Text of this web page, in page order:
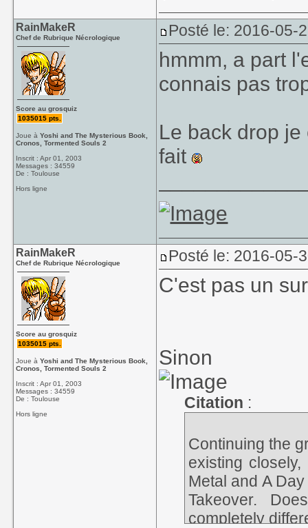
RainMakeR
Chef de Rubrique Nécrologique
Score au grosquiz
1035015 pts.
Joue àYoshi and The Mysterious Book,
Cronos, Tormented Souls 2
Inscrit : Apr 01, 2003
Messages : 34559
De : Toulouse
Hors ligne
Posté le: 2016-05-
hmmm, a part
connais pas
Le back drop
fait
RainMakeR
Chef de Rubrique Nécrologique
Score au grosquiz
1035015 pts.
Joue àYoshi and The Mysterious Book,
Cronos, Tormented Souls 2
Inscrit : Apr 01, 2003
Messages : 34559
De : Toulouse
Hors ligne
Posté le: 2016-05-
C'est pas un
Sinon
Citation :
Continuing the
existing
Metal and A
Takeover.
completely